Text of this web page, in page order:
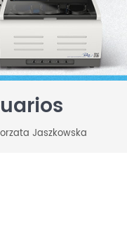
Jaszkowska